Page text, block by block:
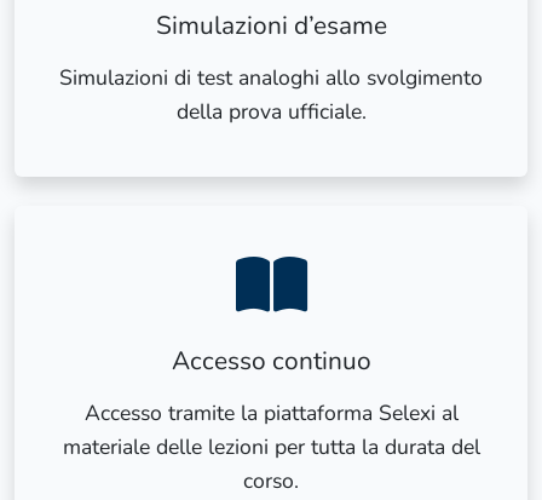
Simulazioni d’esame
Simulazioni di test analoghi allo svolgimento
della prova ufficiale.
Accesso continuo
Accesso tramite la piattaforma Selexi al
materiale delle lezioni per tutta la durata del
corso.